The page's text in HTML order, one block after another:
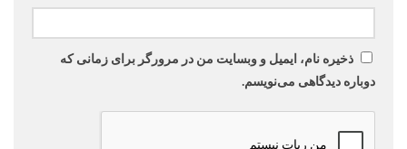
ذخیره نام، ایمیل و وبسایت من در مرورگر برای زمانی که
دوباره دیدگاهی می‌نویسم.